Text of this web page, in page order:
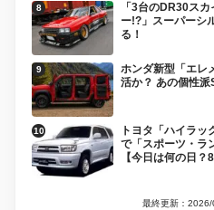
「3台のDR30ス
ー!?」スーパーシ
る！
ホンダ新型「エレ
活か？ あの個性
トヨタ「ハイラ
で「スポーツ・ラ
【今日は何の日？
最終更新：